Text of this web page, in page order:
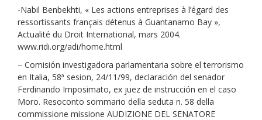
-Nabil Benbekhti, « Les actions entreprises à l’égard des
ressortissants français détenus à Guantanamo Bay »,
Actualité du Droit International, mars 2004.
www.ridi.org/adi/home.html
– Comisión investigadora parlamentaria sobre el terrorismo
en Italia, 58ª sesion, 24/11/99, declaración del senador
Ferdinando Imposimato, ex juez de instrucción en el caso
Moro. Resoconto sommario della seduta n. 58 della
commissione missione AUDIZIONE DEL SENATORE